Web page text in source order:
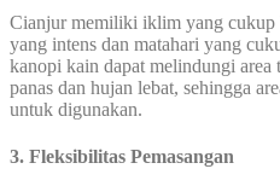
Cianjur memiliki iklim yang cukup
yang intens dan matahari yang
kanopi kain dapat melindungi area
panas dan hujan lebat, sehingga
untuk digunakan.
3. Fleksibilitas Pemasangan